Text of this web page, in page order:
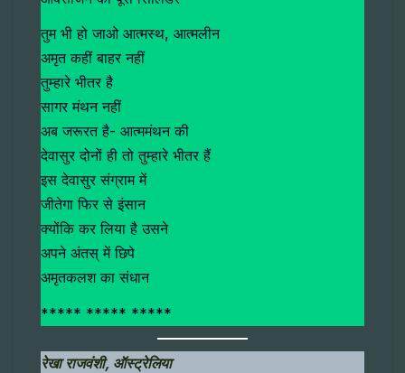
तुम भी हो जाओ आत्मस्थ, आत्मलीन
अमृत कहीं बाहर नहीं
तुम्हारे भीतर है
सागर मंथन नहीं
अब जरूरत है- आत्ममंथन की
देवासुर दोनों ही तो तुम्हारे भीतर हैं
इस देवासुर संग्राम में
जीतेगा फिर से इंसान
क्योंकि कर लिया है उसने
अपने अंतस् में छिपे
अमृतकलश का संधान
***** ***** *****
रेखा राजवंशी, ऑस्ट्रेलिया